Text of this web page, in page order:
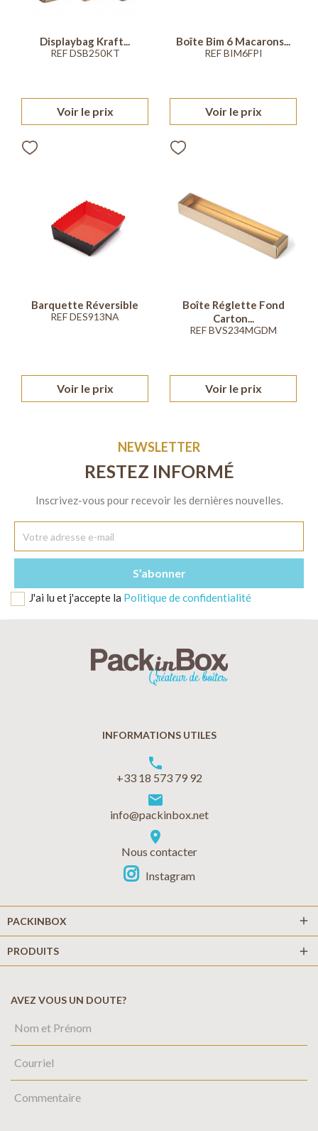
Displaybag Kraft...
REF DSB250KT
Voir le prix
Boîte Bim 6 Macarons...
REF BIM6FPI
Voir le prix
Barquette Réversible
REF DES913NA
Voir le prix
Boîte Réglette Fond
Carton...
REF BVS234MGDM
Voir le prix
NEWSLETTER
RESTEZ INFORMÉ
Inscrivez-vous pour recevoir les dernières nouvelles.
J'ai lu et j'accepte la Politique de confidentialité
INFORMATIONS UTILES
phone
+33 18 573 79 92
markunread
info@packinbox.net
location_on
Nous contacter
Instagram
PACKINBOX add
PRODUITS add
AVEZ VOUS UN DOUTE?